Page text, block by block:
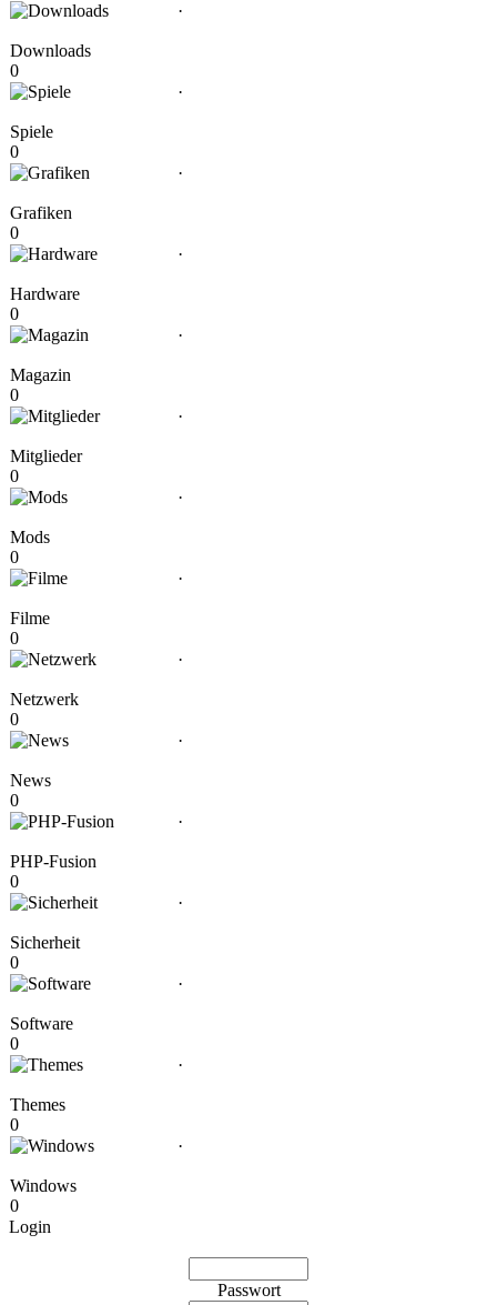
Downloads
0
·
Spiele
0
·
Grafiken
0
·
Hardware
0
·
Magazin
0
·
Mitglieder
0
·
Mods
0
·
Filme
0
·
Netzwerk
0
·
News
0
·
PHP-Fusion
0
·
Sicherheit
0
·
Software
0
·
Themes
0
·
Windows
0
·
Login
Passwort